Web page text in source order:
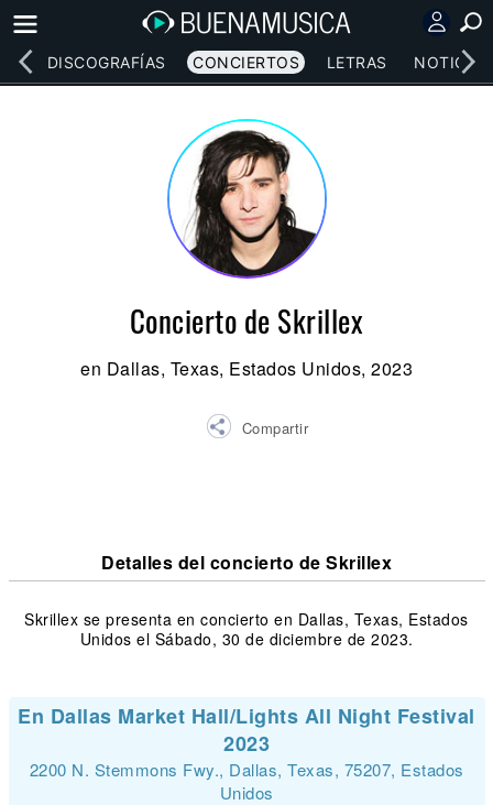
DISCOGRAFÍAS CONCIERTOS LETRAS NOTICIAS
Concierto de Skrillex
en Dallas, Texas, Estados Unidos, 2023
Compartir
Detalles del concierto de Skrillex
Skrillex se presenta en concierto en Dallas, Texas, Estados
Unidos el Sábado, 30 de diciembre de 2023.
En Dallas Market Hall/Lights All Night Festival
2023
2200 N. Stemmons Fwy., Dallas, Texas, 75207, Estados
Unidos